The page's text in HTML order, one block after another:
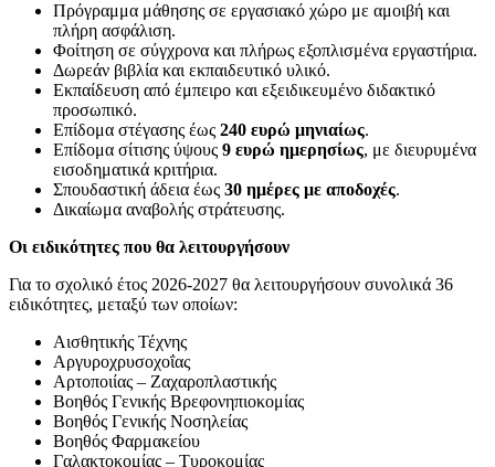
Πρόγραμμα μάθησης σε εργασιακό χώρο με αμοιβή και
πλήρη ασφάλιση.
Φοίτηση σε σύγχρονα και πλήρως εξοπλισμένα εργαστήρια.
Δωρεάν βιβλία και εκπαιδευτικό υλικό.
Εκπαίδευση από έμπειρο και εξειδικευμένο διδακτικό
προσωπικό.
Επίδομα στέγασης έως 240 ευρώ μηνιαίως.
Επίδομα σίτισης ύψους 9 ευρώ ημερησίως, με διευρυμένα
εισοδηματικά κριτήρια.
Σπουδαστική άδεια έως 30 ημέρες με αποδοχές.
Δικαίωμα αναβολής στράτευσης.
Οι ειδικότητες που θα λειτουργήσουν
Για το σχολικό έτος 2026-2027 θα λειτουργήσουν συνολικά 36
ειδικότητες, μεταξύ των οποίων:
Αισθητικής Τέχνης
Αργυροχρυσοχοΐας
Αρτοποιίας – Ζαχαροπλαστικής
Βοηθός Γενικής Βρεφονηπιοκομίας
Βοηθός Γενικής Νοσηλείας
Βοηθός Φαρμακείου
Γαλακτοκομίας – Τυροκομίας